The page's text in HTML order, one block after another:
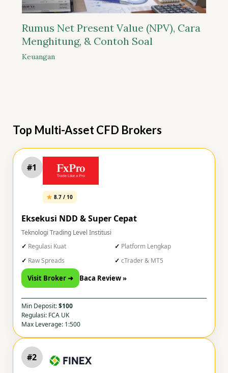
Rumus Net Present Value (NPV), Cara
Menghitung, & Contoh Soal
Keuangan
Top Multi-Asset CFD Brokers
#1
8.7 / 10
Eksekusi NDD & Super Cepat
Teknologi Trading Level Institusi
Regulasi Kuat
Platform Lengkap
Raw Spreads
cTrader & MT5
Visit Broker ➜ Baca Review »
Min Deposit:$100
Regulasi: FCA UK
Max Leverage: 1:500
#2